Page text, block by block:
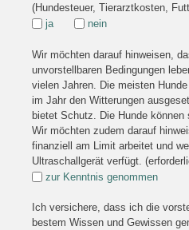
(Hundesteuer, Tierarztkosten,
ja
nein
Wir möchten darauf hinweisen,
unvorstellbaren Bedingungen
vielen Jahren. Die meisten
im Jahr den Witterungen
bietet Schutz. Die Hunde
Wir möchten zudem darauf
finanziell am Limit arbeitet und
Ultraschallgerät verfügt.
zur Kenntnis genommen
Ich versichere, dass ich die
bestem Wissen und Gewissen